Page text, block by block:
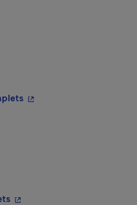
- Cet hyperlien
- Cet hyperlien s'ouvrira